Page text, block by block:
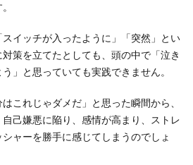
イッチが入ったように」「突然」とい
策を立てたとしても、頭の中で「泣き
」と思っていても実践できません。
これじゃダメだ」と思った瞬間から、
己嫌悪に陥り、感情が高まり、ストレ
ャーを勝手に感じてしまうのでしょ